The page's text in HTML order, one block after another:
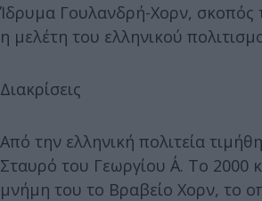
Ίδρυμα Γουλανδρή-Χορν, σκοπός
η μελέτη του ελληνικού
Διακρίσεις
Από την ελληνική πολιτεία
Σταυρό του Γεωργίου Α΄. Το 2000
μνήμη του το Βραβείο Χορν, το